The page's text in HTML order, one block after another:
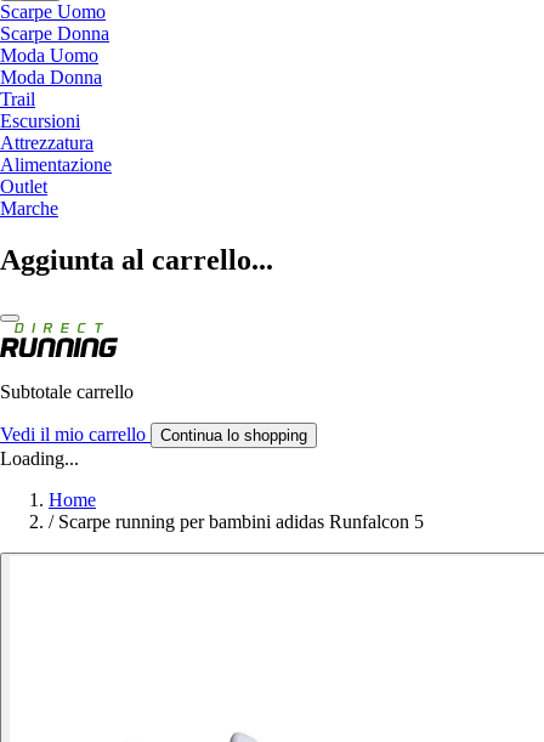
Scarpe Uomo
Scarpe Donna
Moda Uomo
Moda Donna
Trail
Escursioni
Attrezzatura
Alimentazione
Outlet
Marche
Aggiunta al carrello...
Subtotale carrello
Vedi il mio carrello Continua lo shopping
Loading...
Home
/ Scarpe running per bambini adidas Runfalcon 5